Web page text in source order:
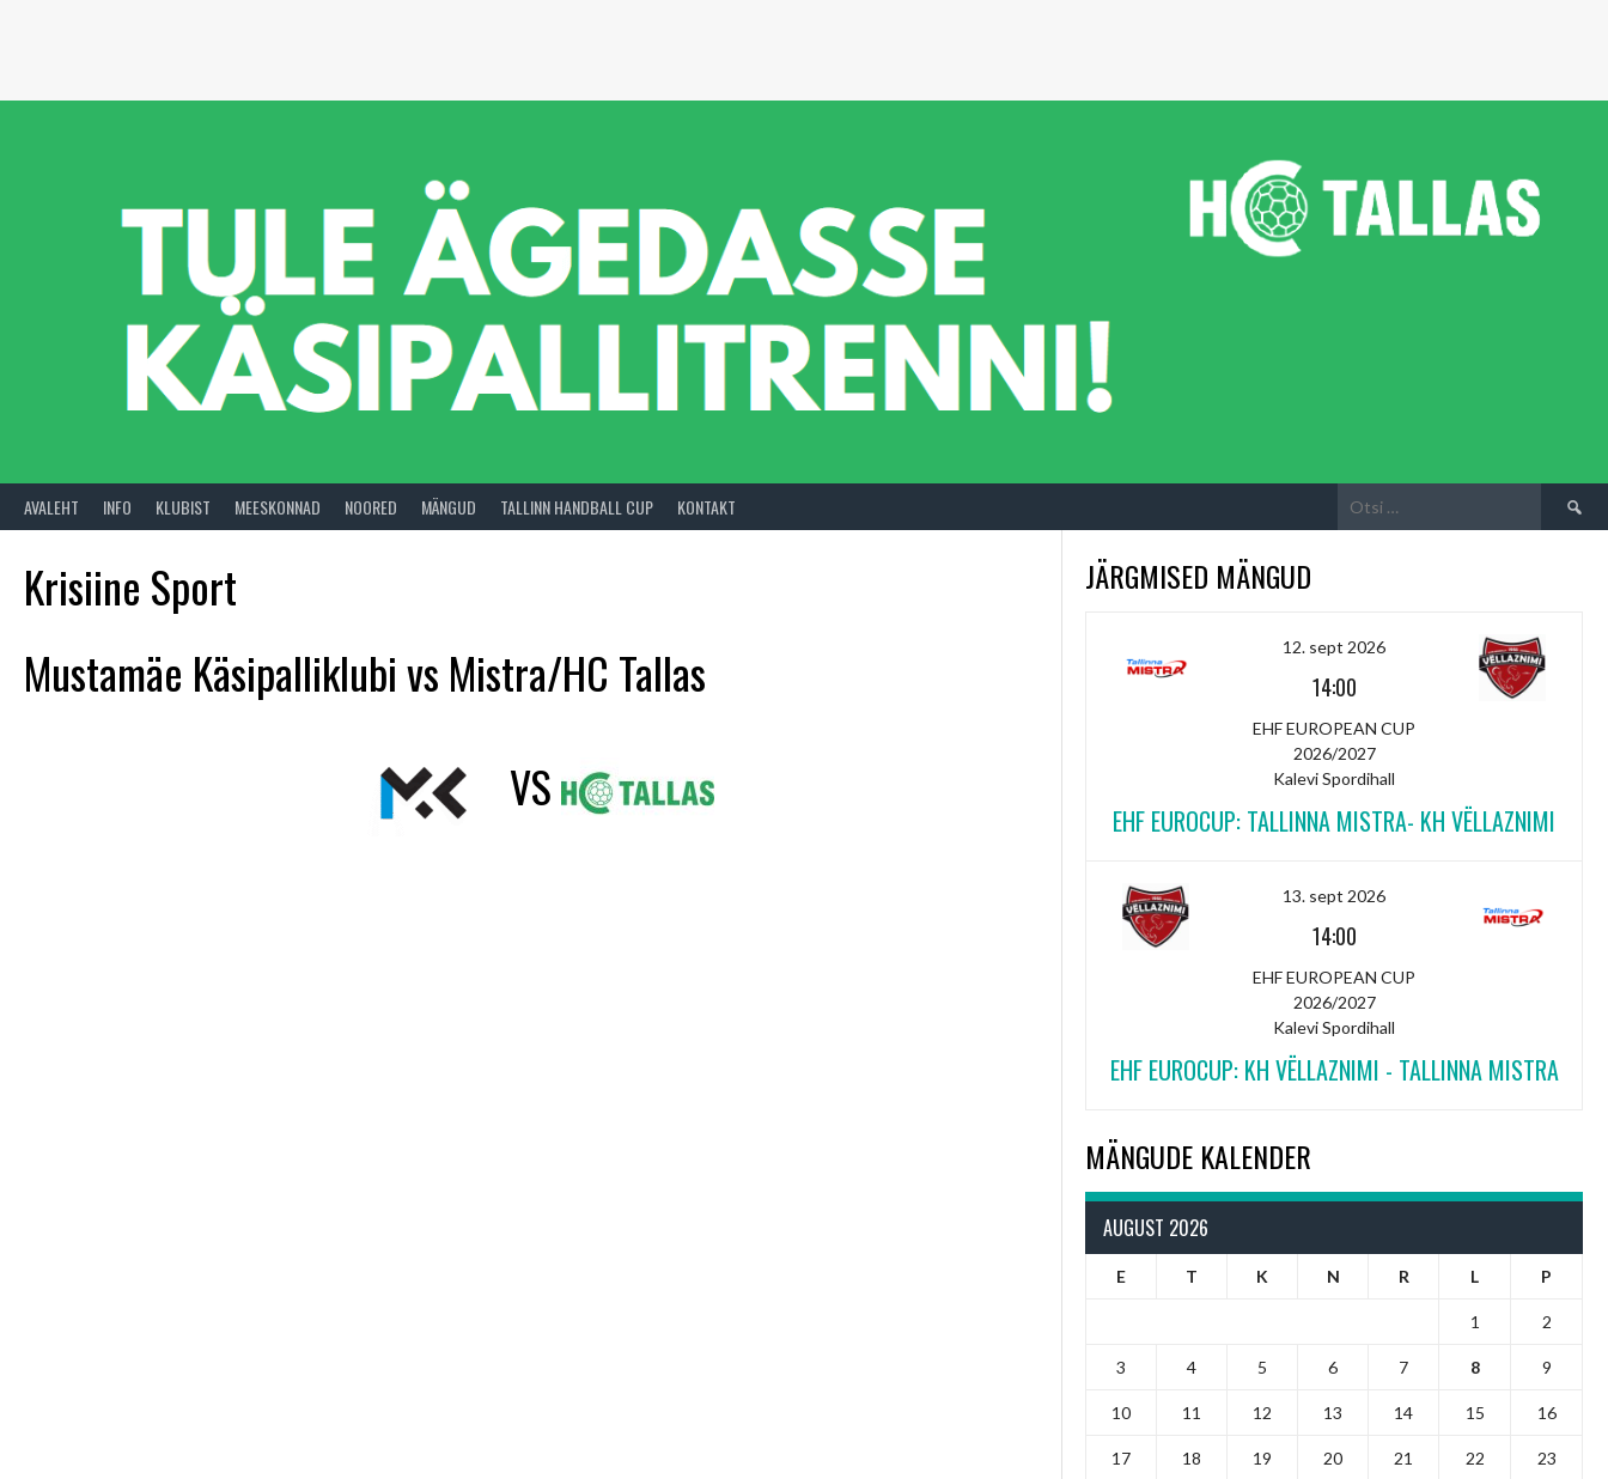
AVALEHT INFO KLUBIST MEESKONNAD NOORED MÄNGUD TALLINN HANDBALL CUP KONTAKT Otsi:
Krisiine Sport
Mustamäe Käsipalliklubi vs Mistra/HC Tallas
VS
JÄRGMISED MÄNGUD
12. sept 2026
14:00
EHF EUROPEAN CUP
2026/2027
Kalevi Spordihall
EHF EUROCUP: TALLINNA MISTRA- KH VËLLAZNIMI
13. sept 2026
14:00
EHF EUROPEAN CUP
2026/2027
Kalevi Spordihall
EHF EUROCUP: KH VËLLAZNIMI - TALLINNA MISTRA
MÄNGUDE KALENDER
AUGUST 2026
E T K N R L P
1 2
3 4 5 6 7 8 9
10 11 12 13 14 15 16
17 18 19 20 21 22 23